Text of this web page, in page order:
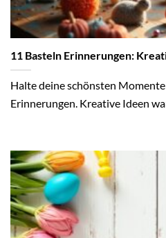
11 Basteln Erinnerungen:
Halte deine schönsten
Erinnerungen. Kreative Ideen